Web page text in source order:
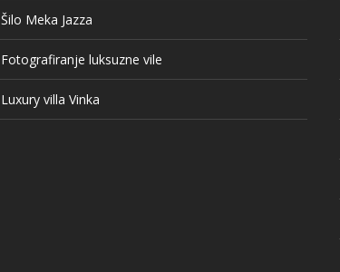
Šilo Meka Jazza
Fotografiranje luksuzne vile
Luxury villa Vinka